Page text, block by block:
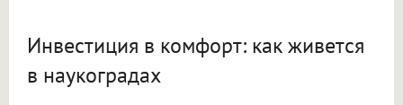
Инвестиция в комфорт: как живется
в наукоградах